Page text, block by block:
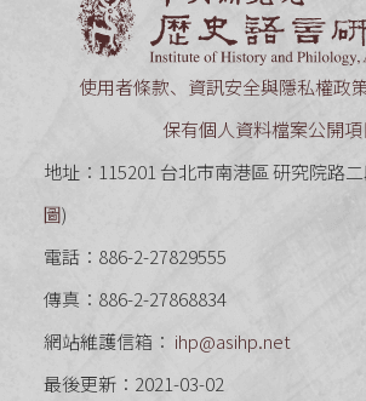
使用者條款、資訊安全與隱私權政
保有個人資料檔案公開項
地址：115201 台北市南港區 研究院路二
圖)
電話：886-2-27829555
傳真：886-2-27868834
網站維護信箱： ihp@asihp.net
最後更新：2021-03-02